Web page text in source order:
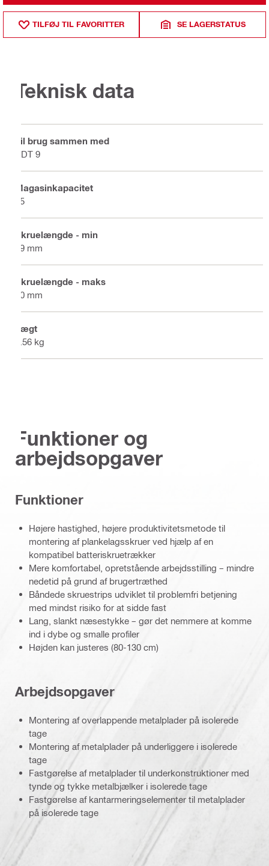
TILFØJ TIL FAVORITTER SE LAGERSTATUS
Teknisk data
Til brug sammen med
SDT 9
Magasinkapacitet
25
Skruelængde - min
19 mm
Skruelængde - maks
40 mm
Vægt
0.56 kg
Funktioner og
arbejdsopgaver
Funktioner
Højere hastighed, højere produktivitetsmetode til
montering af plankelagsskruer ved hjælp af en
kompatibel batteriskruetrækker
Mere komfortabel, opretstående arbejdsstilling – mindre
nedetid på grund af brugertræthed
Båndede skruestrips udviklet til problemfri betjening
med mindst risiko for at sidde fast
Lang, slankt næsestykke – gør det nemmere at komme
ind i dybe og smalle profiler
Højden kan justeres (80-130 cm)
Arbejdsopgaver
Montering af overlappende metalplader på isolerede
tage
Montering af metalplader på underliggere i isolerede
tage
Fastgørelse af metalplader til underkonstruktioner med
tynde og tykke metalbjælker i isolerede tage
Fastgørelse af kantarmeringselementer til metalplader
på isolerede tage